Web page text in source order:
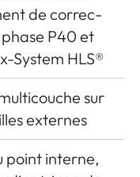
de correc­
P40 et
System HLS®
sur
externes
point interne,